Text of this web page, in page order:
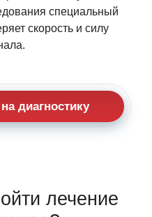
специальный
скорость и силу
диагностику
лечение